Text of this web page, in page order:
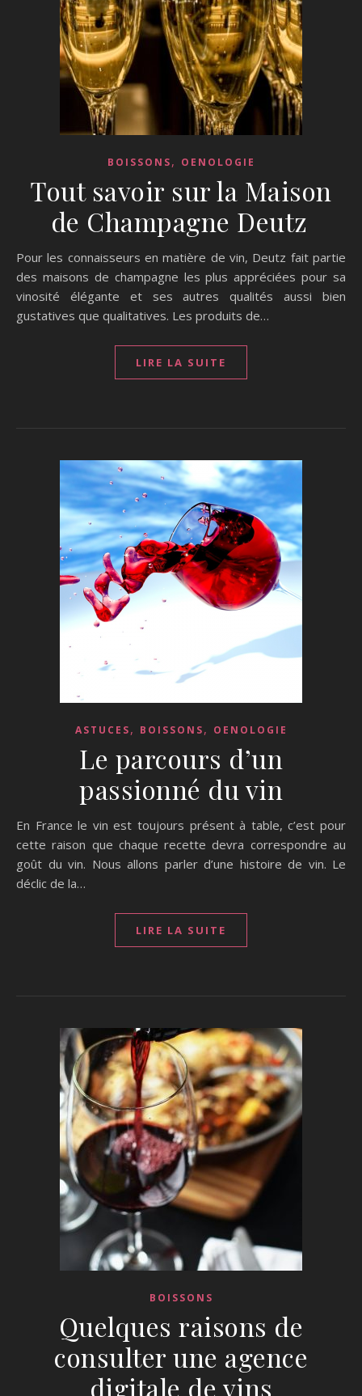
BOISSONS, OENOLOGIE
Tout savoir sur la Maison
de Champagne Deutz
Pour les connaisseurs en matière de vin, Deutz fait partie
des maisons de champagne les plus appréciées pour sa
vinosité élégante et ses autres qualités aussi bien
gustatives que qualitatives. Les produits de…
LIRE LA SUITE
ASTUCES, BOISSONS, OENOLOGIE
Le parcours d’un
passionné du vin
En France le vin est toujours présent à table, c’est pour
cette raison que chaque recette devra correspondre au
goût du vin. Nous allons parler d’une histoire de vin. Le
déclic de la…
LIRE LA SUITE
BOISSONS
Quelques raisons de
consulter une agence
digitale de vins